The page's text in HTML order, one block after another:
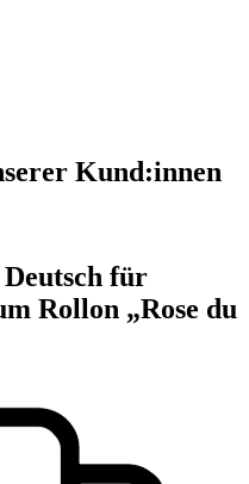
Kund:innen
für
Rollon „Rose du